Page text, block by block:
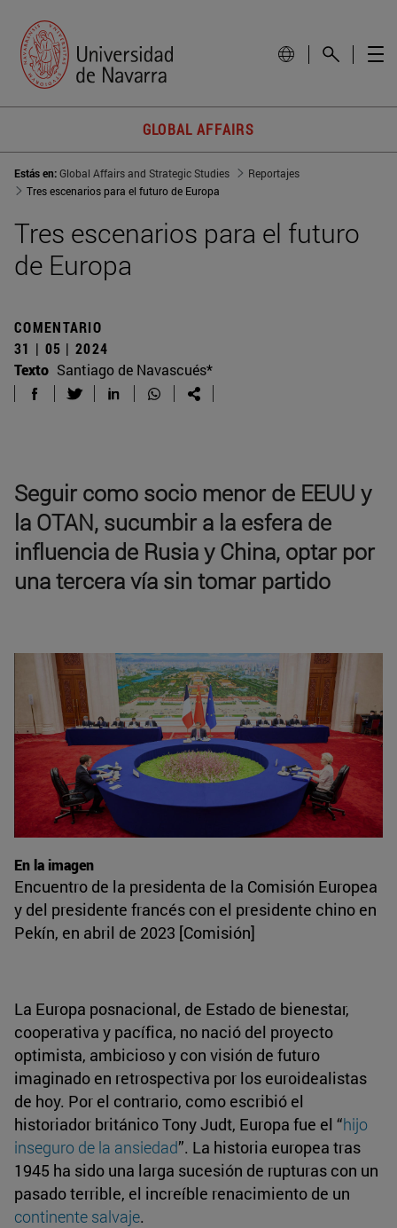
GLOBAL AFFAIRS
Estás en:Global Affairs and Strategic Studies
Reportajes
Tres escenarios para el futuro de Europa
Tres escenarios para el futuro
de Europa
COMENTARIO
31 | 05 | 2024
Texto Santiago de Navascués*
Seguir como socio menor de EEUU y
la OTAN, sucumbir a la esfera de
influencia de Rusia y China, optar por
una tercera vía sin tomar partido
En la imagen
Encuentro de la presidenta de la Comisión Europea
y del presidente francés con el presidente chino en
Pekín, en abril de 2023 [Comisión]
La Europa posnacional, de Estado de bienestar,
cooperativa y pacífica, no nació del proyecto
optimista, ambicioso y con visión de futuro
imaginado en retrospectiva por los euroidealistas
de hoy. Por el contrario, como escribió el
historiador británico Tony Judt, Europa fue el “hijo
inseguro de la ansiedad”. La historia europea tras
1945 ha sido una larga sucesión de rupturas con un
pasado terrible, el increíble renacimiento de un
continente salvaje.